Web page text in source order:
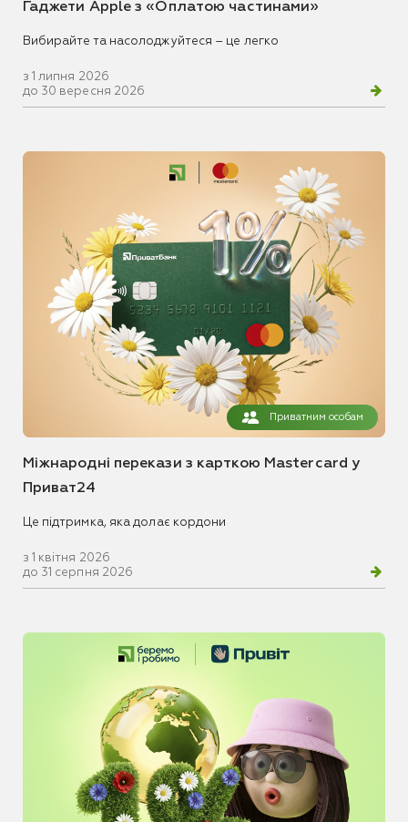
Гаджети Apple з «Оплатою частинами»
Вибирайте та насолоджуйтеся – це легко
з 1 липня 2026
до 30 вересня 2026
Приватним особам
Міжнародні перекази з карткою Mastercard у
Приват24
Це підтримка, яка долає кордони
з 1 квітня 2026
до 31 серпня 2026